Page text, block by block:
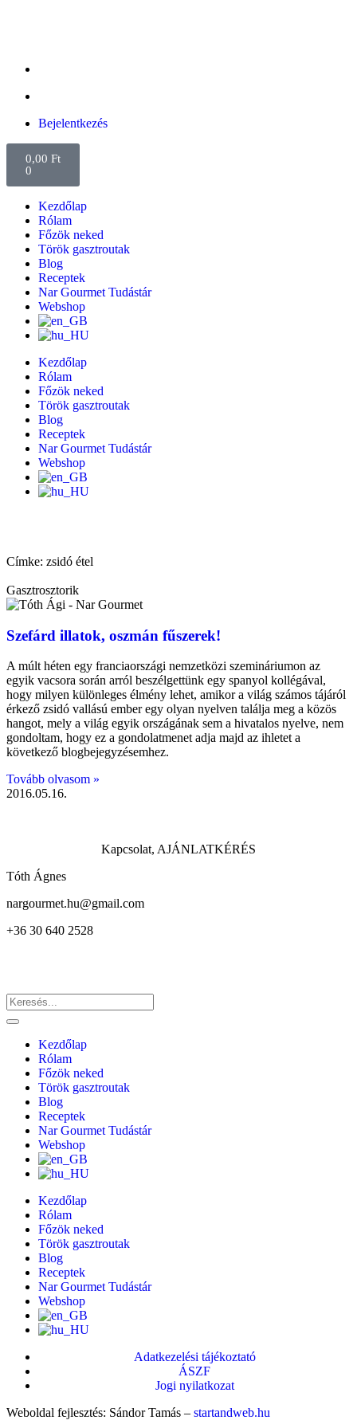
Bejelentkezés
0,00 Ft
0
Kezdőlap
Rólam
Főzök neked
Török gasztroutak
Blog
Receptek
Nar Gourmet Tudástár
Webshop
Kezdőlap
Rólam
Főzök neked
Török gasztroutak
Blog
Receptek
Nar Gourmet Tudástár
Webshop
Címke: zsidó étel
Gasztrosztorik
Szefárd illatok, oszmán fűszerek!
A múlt héten egy franciaországi nemzetközi szemináriumon az
egyik vacsora során arról beszélgettünk egy spanyol kollégával,
hogy milyen különleges élmény lehet, amikor a világ számos tájáról
érkező zsidó vallású ember egy olyan nyelven találja meg a közös
hangot, mely a világ egyik országának sem a hivatalos nyelve, nem
gondoltam, hogy ez a gondolatmenet adja majd az ihletet a
következő blogbejegyzésemhez.
Tovább olvasom »
2016.05.16.
Kapcsolat, AJÁNLATKÉRÉS
Tóth Ágnes
nargourmet.hu@gmail.com
+36 30 640 2528
Kezdőlap
Rólam
Főzök neked
Török gasztroutak
Blog
Receptek
Nar Gourmet Tudástár
Webshop
Kezdőlap
Rólam
Főzök neked
Török gasztroutak
Blog
Receptek
Nar Gourmet Tudástár
Webshop
Adatkezelési tájékoztató
ÁSZF
Jogi nyilatkozat
Weboldal fejlesztés: Sándor Tamás – startandweb.hu